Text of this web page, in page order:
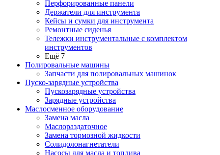
Перфорированные панели
Держатели для инструмента
Кейсы и сумки для инструмента
Ремонтные сиденья
Тележки инструментальные с комплектом
инструментов
Ещё 7
Полировальные машины
Запчасти для полировальных машинок
Пуско-зарядные устройства
Пускозарядные устройства
Зарядные устройства
Маслосменное оборудование
Замена масла
Маслораздаточное
Замена тормозной жидкости
Солидолонагнетатели
Насосы для масла и топлива